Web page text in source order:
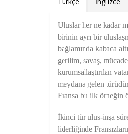
Uluslar her ne kadar
birinin ayrı bir
bağlamında kabaca
gerilim, savaş,
kurumsallaştırılan
meydana gelen
Fransa bu ilk örneğin
İkinci tür ulus-inşa
liderliğinde